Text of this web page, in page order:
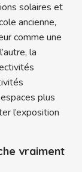
solaires et
ancienne,
comme une
la
plus
l’exposition
vraiment